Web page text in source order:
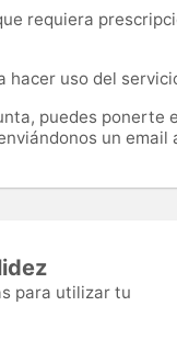
requiera
hacer uso del
puedes ponerte
un email
para utilizar tu